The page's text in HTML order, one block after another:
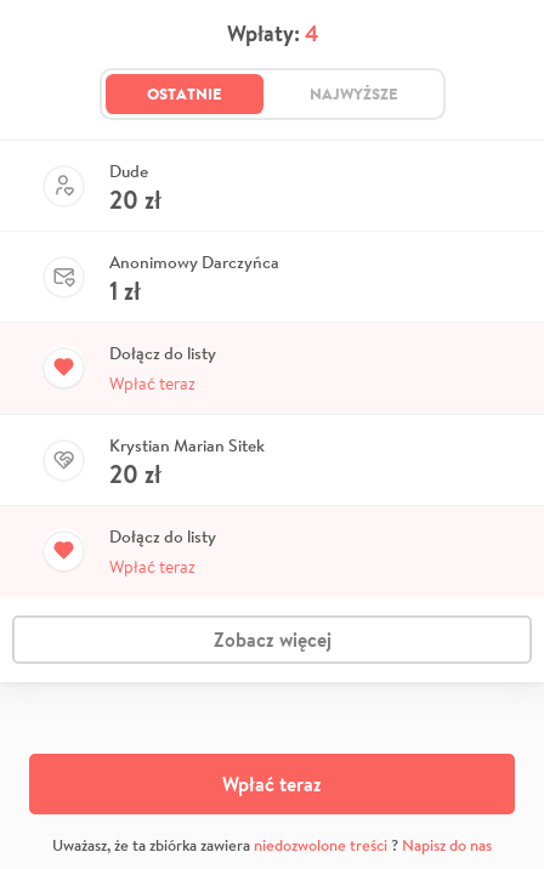
Wpłaty: 4
OSTATNIE NAJWYŻSZE
Dude
20 zł
Anonimowy Darczyńca
1 zł
Dołącz do listy
Wpłać teraz
Krystian Marian Sitek
20 zł
Dołącz do listy
Wpłać teraz
Zobacz więcej
Wpłać teraz
Uważasz, że ta zbiórka zawiera niedozwolone treści? Napisz do nas